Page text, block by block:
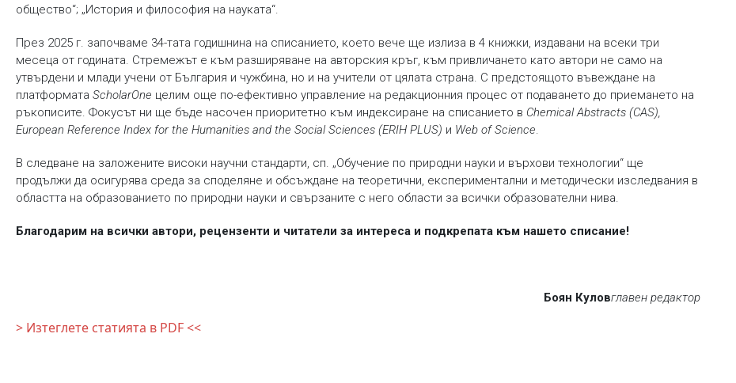
общество“; „История и философия на науката“.
През 2025 г. започваме 34-тата годишнина на списанието, което вече ще излиза в 4 книжки, издавани на всеки три
месеца от годината. Стремежът е към разширяване на авторския кръг, към привличането като автори не само на
утвърдени и млади учени от България и чужбина, но и на учители от цялата страна. С предстоящото въвеждане на
платформата ScholarOne целим още по-ефективно управление на редакционния процес от подаването до приемането на
ръкописите. Фокусът ни ще бъде насочен приоритетно към индексиране на списанието в Chemical Abstracts (CAS),
European Reference Index for the Humanities and the Social Sciences (ERIH PLUS) и Web of Science.
В следване на заложените високи научни стандарти, сп. „Обучение по природни науки и върхови технологии“ ще
продължи да осигурява среда за споделяне и обсъждане на теоретични, експериментални и методически изследвания в
областта на образованието по природни науки и свързаните с него области за всички образователни нива.
Благодарим на всички автори, рецензенти и читатели за интереса и подкрепата към нашето списание!
Боян Куловглавен редактор
> Изтеглете статията в PDF <<